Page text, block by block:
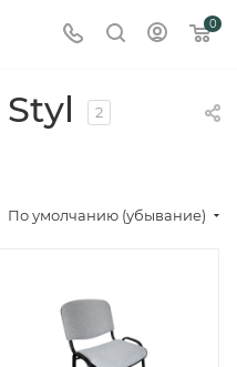
0
2
По умолчанию (убывание)